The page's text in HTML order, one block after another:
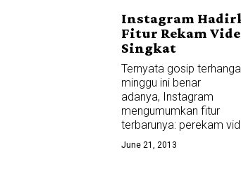
Instagram
Fitur Rekam
Singkat
Ternyata gosip
minggu ini benar
adanya, Instagram
mengumumkan fitur
terbarunya: perekam
June 21, 2013